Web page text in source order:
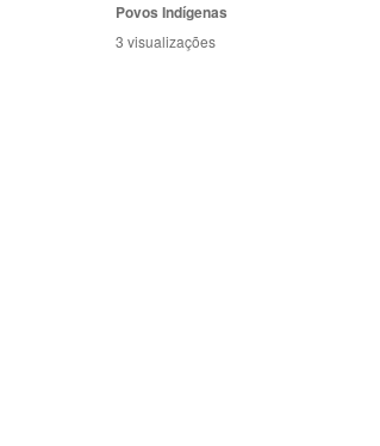
Povos Indígenas
3 visualizações